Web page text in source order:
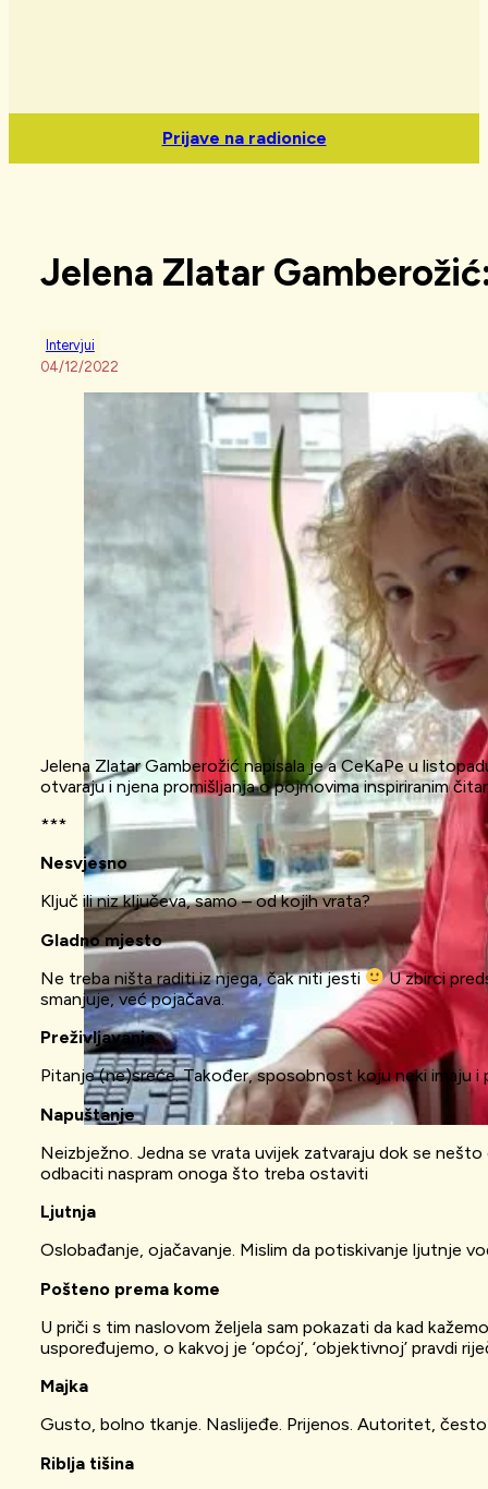
Prijave na radionice
Jelena Zlatar
Intervjui
04/12/2022
Jelena Zlatar Gamberožić napisala je a CeKaPe u
otvaraju i njena promišljanja o pojmovima inspiriranim
***
Nesvjesno
Ključ ili niz ključeva, samo – od kojih vrata?
Gladno mjesto
Ne treba ništa raditi iz njega, čak niti jesti
U zbirci
smanjuje, već pojačava.
Preživljavanje
Pitanje (ne)sreće. Također, sposobnost koju neki imaju
Napuštanje
Neizbježno. Jedna se vrata uvijek zatvaraju dok se
odbaciti naspram onoga što treba ostaviti
Ljutnja
Oslobađanje, ojačavanje. Mislim da potiskivanje ljutnje
Pošteno prema kome
U priči s tim naslovom željela sam pokazati da kad
uspoređujemo, o kakvoj je ‘općoj’, ‘objektivnoj’ pravdi
Majka
Gusto, bolno tkanje. Naslijeđe. Prijenos. Autoritet,
Riblja tišina